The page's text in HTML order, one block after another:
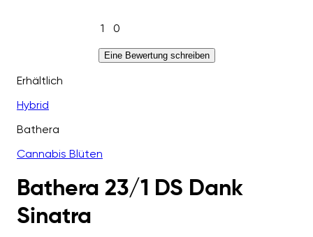
1 0
Eine Bewertung schreiben
Erhältlich
Hybrid
Bathera
Cannabis Blüten
Bathera 23/1 DS Dank
Sinatra